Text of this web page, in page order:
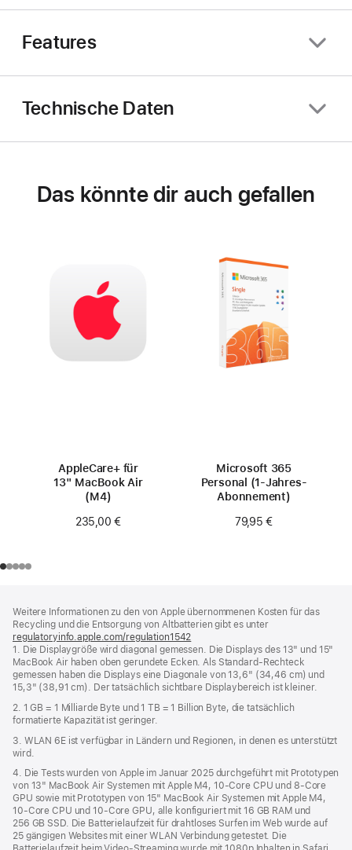
Features
Technische Daten
Das könnte dir auch gefallen
AppleCare+ für
13" MacBook Air
(M4)
235,00 €
Microsoft 365
Personal (1‑Jahres-
Abonnement)
79,95 €
Weitere Informationen zu den von Apple übernommenen Kosten für das
Recycling und die Entsorgung von Altbatterien gibt es unter
regulatoryinfo.apple.com/regulation1542
ein
neues
Fenster)
1. Die Displaygröße wird diagonal gemessen. Die Displays des 13" und 15"
MacBook Air haben oben gerundete Ecken. Als Standard-Rechteck
gemessen haben die Displays eine Diagonale von 13,6" (34,46 cm) und
15,3" (38,91 cm). Der tatsächlich sichtbare Displaybereich ist kleiner.
2. 1 GB = 1 Milliarde Byte und 1 TB = 1 Billion Byte, die tatsächlich
formatierte Kapazität ist geringer.
3. WLAN 6E ist verfügbar in Ländern und Regionen, in denen es unterstützt
wird.
4. Die Tests wurden von Apple im Januar 2025 durchgeführt mit Prototypen
von 13" MacBook Air Systemen mit Apple M4, 10‑Core CPU und 8‑Core
GPU sowie mit Prototypen von 15" MacBook Air Systemen mit Apple M4,
10‑Core CPU und 10‑Core GPU, alle konfiguriert mit 16 GB RAM und
256 GB SSD. Die Batterielaufzeit für drahtloses Surfen im Web wurde auf
25 gängigen Websites mit einer WLAN Verbindung getestet. Die